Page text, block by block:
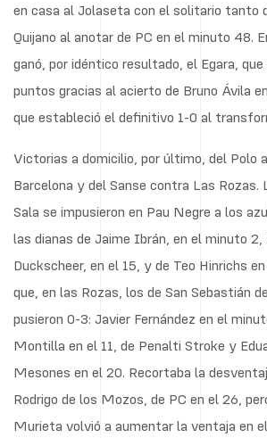
en casa al Jolaseta con el solitario tanto
Quijano al anotar de PC en el minuto 48.
ganó, por idéntico resultado, el Egara,
puntos gracias al acierto de Bruno Ávila
que estableció el definitivo 1-0 al
Victorias a domicilio, por último, del Polo
Barcelona y del Sanse contra Las Rozas.
Sala se impusieron en Pau Negre a los
las dianas de Jaime Ibrán, en el minuto 2,
Duckscheer, en el 15, y de Teo Hinrichs
que, en las Rozas, los de San Sebastián
pusieron 0-3: Javier Fernández en el
Montilla en el 11, de Penalti Stroke y
Mesones en el 20. Recortaba la
Rodrigo de los Mozos, de PC en el 26,
Murieta volvió a aumentar la ventaja en